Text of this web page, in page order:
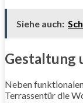
Siehe auch:
Gestaltung
Neben
Terrassentür die